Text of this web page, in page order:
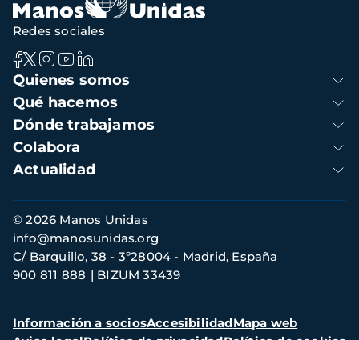
Navegación
principal
Quienes somos
Qué hacemos
Dónde trabajamos
Colabora
Actualidad
Redes sociales
Información
de
contacto
© 2026 Manos Unidas
C/ Barquillo, 38 - 3º28004 - Madrid, España
900 811 888
BIZUM 33439
info@manosunidas.org
Menú
secundario
Información a sociosAccesibilidadMapa web